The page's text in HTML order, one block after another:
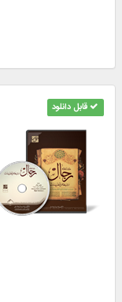
قابل دانلود